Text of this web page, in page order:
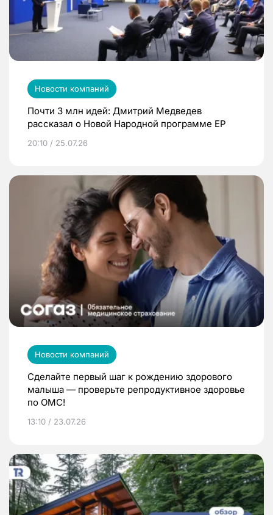
Новости компаний
Почти 3 млн идей: Дмитрий Медведев
рассказал о Новой Народной программе ЕР
20:10 / 25.07.26
Новости компаний
Сделайте первый шаг к рождению здорового
малыша — проверьте репродуктивное здоровье
по ОМС!
13:10 / 23.07.26